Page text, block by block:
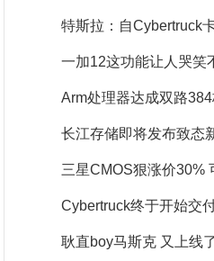
特斯拉：自Cybertruck
一加12这功能让人哭笑
Arm处理器达成双路
长江存储即将发布致态
三星CMOS狠涨价30%
Cybertruck终于开始交
耿直boy马斯克 又上线